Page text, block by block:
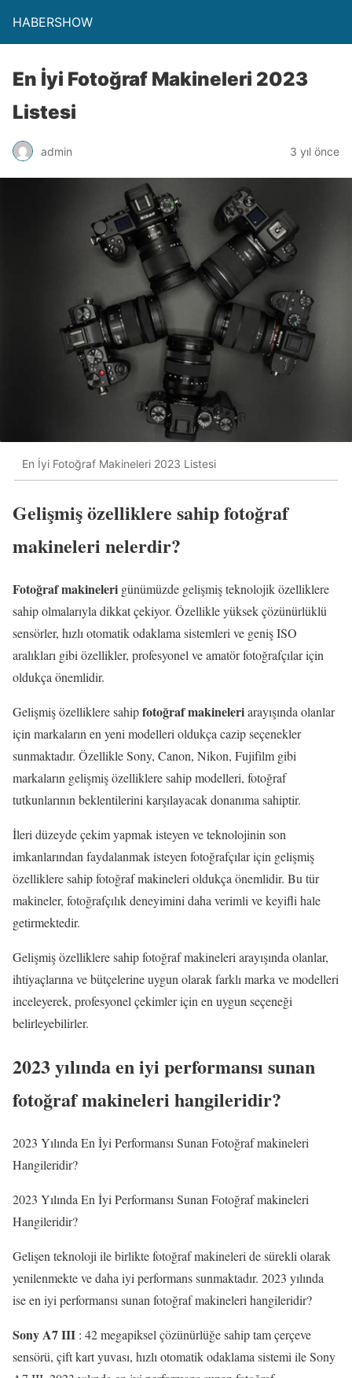
HABERSHOW
En İyi Fotoğraf Makineleri 2023
Listesi
admin 3 yıl önce
En İyi Fotoğraf Makineleri 2023 Listesi
Gelişmiş özelliklere sahip fotoğraf
makineleri nelerdir?
Fotoğraf makineleri günümüzde gelişmiş teknolojik özelliklere
sahip olmalarıyla dikkat çekiyor. Özellikle yüksek çözünürlüklü
sensörler, hızlı otomatik odaklama sistemleri ve geniş ISO
aralıkları gibi özellikler, profesyonel ve amatör fotoğrafçılar için
oldukça önemlidir.
Gelişmiş özelliklere sahipfotoğraf makineleriarayışında olanlar
için markaların en yeni modelleri oldukça cazip seçenekler
sunmaktadır. Özellikle Sony, Canon, Nikon, Fujifilm gibi
markaların gelişmiş özelliklere sahip modelleri, fotoğraf
tutkunlarının beklentilerini karşılayacak donanıma sahiptir.
İleri düzeyde çekim yapmak isteyen ve teknolojinin son
imkanlarından faydalanmak isteyen fotoğrafçılar için gelişmiş
özelliklere sahip fotoğraf makineleri oldukça önemlidir. Bu tür
makineler, fotoğrafçılık deneyimini daha verimli ve keyifli hale
getirmektedir.
Gelişmiş özelliklere sahip fotoğraf makineleri arayışında olanlar,
ihtiyaçlarına ve bütçelerine uygun olarak farklı marka ve modelleri
inceleyerek, profesyonel çekimler için en uygun seçeneği
belirleyebilirler.
2023 yılında en iyi performansı sunan
fotoğraf makineleri hangileridir?
2023 Yılında En İyi Performansı Sunan Fotoğraf makineleri
Hangileridir?
2023 Yılında En İyi Performansı Sunan Fotoğraf makineleri
Hangileridir?
Gelişen teknoloji ile birlikte fotoğraf makineleri de sürekli olarak
yenilenmekte ve daha iyi performans sunmaktadır. 2023 yılında
ise en iyi performansı sunan fotoğraf makineleri hangileridir?
Sony A7 III : 42 megapiksel çözünürlüğe sahip tam çerçeve
sensörü, çift kart yuvası, hızlı otomatik odaklama sistemi ile Sony